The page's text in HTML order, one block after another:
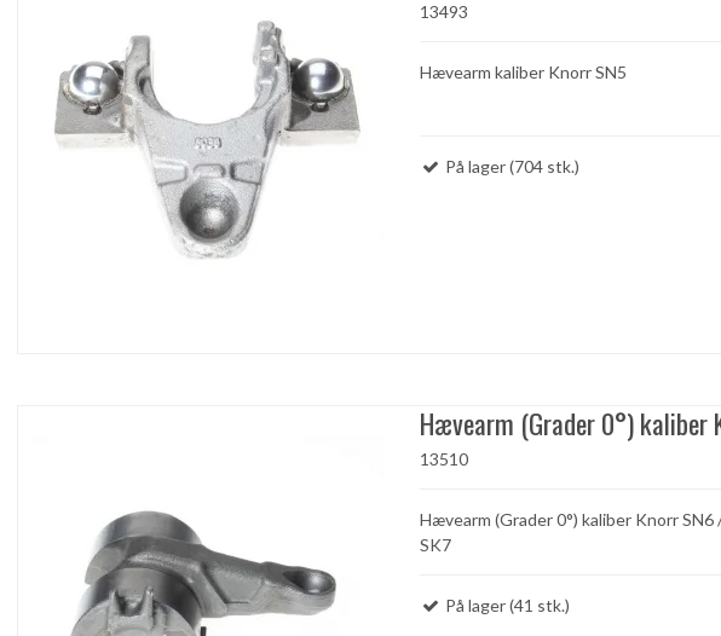
13493
Hævearm kaliber Knorr SN5
På lager (704 stk.)
Hævearm (Grader 0°) kaliber
13510
Hævearm (Grader 0°) kaliber Knorr SN6
SK7
På lager (41 stk.)